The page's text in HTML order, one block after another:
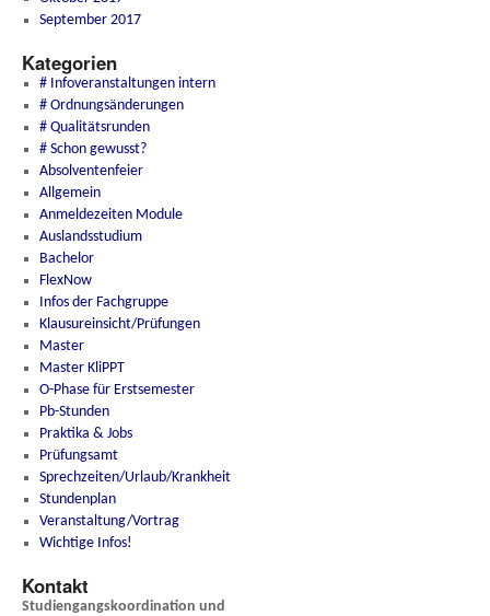
September 2017
Kategorien
# Infoveranstaltungen intern
# Ordnungsänderungen
# Qualitätsrunden
# Schon gewusst?
Absolventenfeier
Allgemein
Anmeldezeiten Module
Auslandsstudium
Bachelor
FlexNow
Infos der Fachgruppe
Klausureinsicht/Prüfungen
Master
Master KliPPT
O-Phase für Erstsemester
Pb-Stunden
Praktika & Jobs
Prüfungsamt
Sprechzeiten/Urlaub/Krankheit
Stundenplan
Veranstaltung/Vortrag
Wichtige Infos!
Kontakt
Studiengangskoordination und